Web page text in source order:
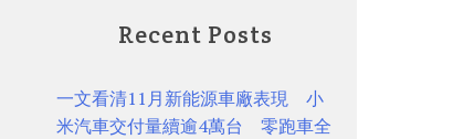
Recent Posts
一文看清11月新能源車廠表現 小
米汽車交付量續逾4萬台 零跑車全